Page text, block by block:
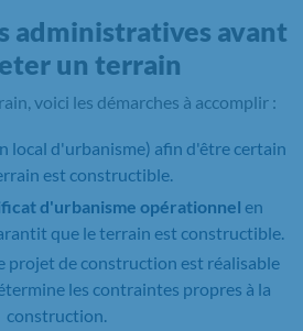
administratives avant
un terrain
voici les démarches à accomplir :
local d'urbanisme) afin d'être certain
est constructible.
d'urbanisme opérationnel en
que le terrain est constructible.
projet de construction est réalisable
les contraintes propres à la
construction.